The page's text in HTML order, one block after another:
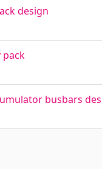
design
pack
busbars